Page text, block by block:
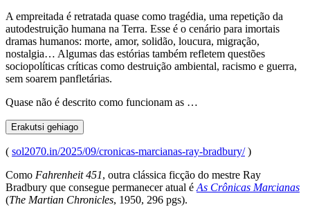
A empreitada é retratada quase como tragédia, uma repetição da
autodestruição humana na Terra. Esse é o cenário para imortais
dramas humanos: morte, amor, solidão, loucura, migração,
nostalgia… Algumas das estórias também refletem questões
sociopolíticas críticas como destruição ambiental, racismo e guerra,
sem soarem panfletárias.
Quase não é descrito como funcionam as …
Erakutsi gehiago
( sol2070.in/2025/09/cronicas-marcianas-ray-bradbury/)
Como Fahrenheit 451, outra clássica ficção do mestre Ray
Bradbury que consegue permanecer atual é As Crônicas Marcianas
(The Martian Chronicles, 1950, 296 pgs).